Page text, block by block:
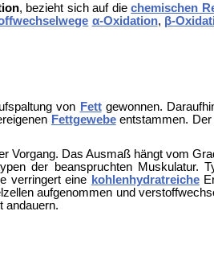
, bezieht sich auf diechemischen
α-Oxidation, β-
von Fettgewonnen.
Fettgewebeentstammen. Der
Vorgang. Das Ausmaß hängt vom
der beanspruchten
verringert eine kohlenhydratreiche
aufgenommen und
andauern.